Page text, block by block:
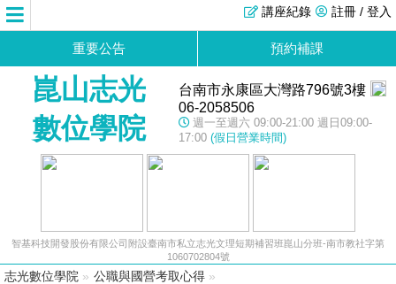
註冊 / 登入
講座紀錄
重要公告 預約補課
崑山志光
數位學院
台南市永康區大灣路796號3樓
06-2058506
週一至週六 09:00-21:00 週日09:00-
17:00 (假日營業時間)
智基科技開發股份有限公司附設臺南市私立志光文理短期補習班崑山分班-南市教社字第
1060702804號
志光數位學院 » 公職與國營考取心得 »